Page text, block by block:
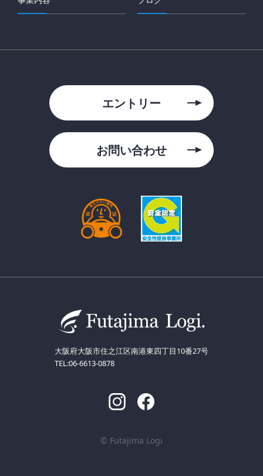
エントリー
お問い合わせ
大阪府大阪市住之江区南港東四丁目10番27号
TEL:06-6613-0878
© Futajima Logi